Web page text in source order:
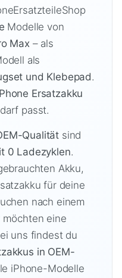
Modelle von
Max – als
als
und Klebepad.
Ersatzakku
passt.
Qualität sind
0 Ladezyklen.
Akku,
für deine
nach einem
möchten eine
uns findest du
in OEM-
iPhone-Modelle